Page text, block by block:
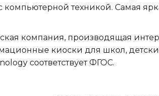
компьютерной техникой. Самая
компания, производящая
киоски для школ,
соответствует ФГОС.